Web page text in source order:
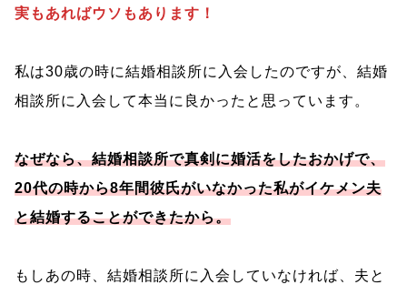
実もあればウソもあります！
私は30歳の時に結婚相談所に入会したのですが、結婚
相談所に入会して本当に良かったと思っています。
なぜなら、結婚相談所で真剣に婚活をしたおかげで、
20代の時から8年間彼氏がいなかった私がイケメン夫
と結婚することができたから。
もしあの時、結婚相談所に入会していなければ、夫と